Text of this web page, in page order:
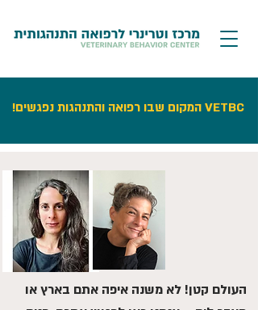
VETBC המקום שבו רפואה והתנהגות נפגשים!
העולם קטן! לא משנה איפה אתם בארץ או